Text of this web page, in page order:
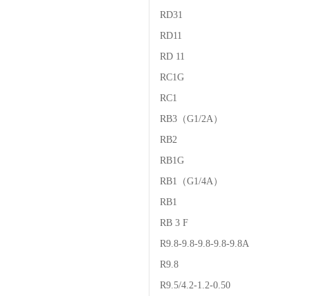
RD31
RD11
RD 11
RC1G
RC1
RB3（G1/2A）
RB2
RB1G
RB1（G1/4A）
RB1
RB 3 F
R9.8-9.8-9.8-9.8-9.8A
R9.8
R9.5/4.2-1.2-0.50